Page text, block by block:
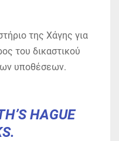
της Χάγης για
του δικαστικού
υποθέσεων.
HAGUE
.